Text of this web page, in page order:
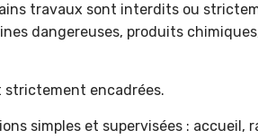
travaux sont interdits ou
dangereuses, produits
strictement encadrées.
simples et supervisées :